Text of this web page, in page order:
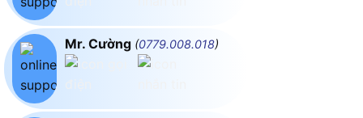
Mr. Cường (0779.008.018)